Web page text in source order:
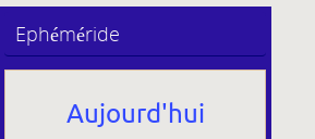
Ephéméride
Aujourd'hui